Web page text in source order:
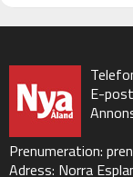
E-
Prenumeration:
Adress: Norra